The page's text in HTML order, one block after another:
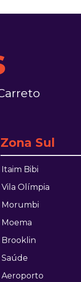
Zona Sul
Itaim Bibi
Vila Olímpia
Morumbi
Moema
Brooklin
Saúde
Aeroporto